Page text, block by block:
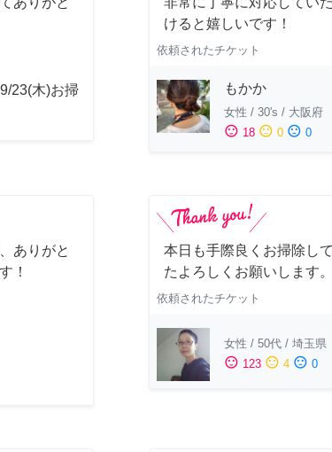
23(木)お掃
けると嬉しいです！
依頼されたチケット
もかか
女性 / 30's / 大阪府
sentiment_satisfied 18 sentiment_neutral 0 sentiment_dissatisfied 0
ありがと
！
本日も手際良くお掃除し
たよろしくお願いします。
依頼されたチケット
女性 / 50代 / 埼玉県
sentiment_satisfied 123 sentiment_neutral 4 sentiment_dissatisfied 0